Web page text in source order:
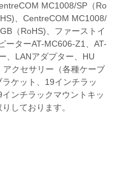
MC1008/SP（Ro
、CentreCOM MC1008/
（RoHS)、ファーストイ
ーターAT-MC606-Z1、AT-
、LANアダプター、HU
クセサリー（各種ケーブ
ケット、19インチラッ
ンチラックマウントキッ
しております。